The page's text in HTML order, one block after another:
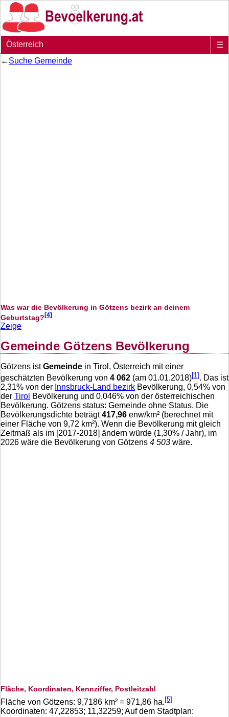
Österreich
☰
← Suche Gemeinde
Was war die Bevölkerung in Götzens bezirk an deinem
Geburtstag?[4]
Zeige
Gemeinde Götzens Bevölkerung
Götzens istGemeinde in Tirol, Österreich mit einer
geschätzten Bevölkerung von 4 062 (am 01.01.2018)[1] . Das ist
2,31% von der Innsbruck-Land bezirk Bevölkerung, 0,54% von
der Tirol Bevölkerung und 0,046% von der österreichischen
Bevölkerung. Götzens status: Gemeinde ohne Status. Die
Bevölkerungsdichte beträgt417,96 enw/km² (berechnet mit
einer Fläche von 9,72 km²). Wenn die Bevölkerung mit gleich
Zeitmaß als im [2017-2018] ändern würde (1,30% / Jahr), im
2026 wäre die Bevölkerung von Götzens 4 503 wäre.
Fläche, Koordinaten, Kennziffer, Postleitzahl
Fläche von Götzens: 9,7186 km² = 971,86 ha. [5]
Koordinaten: 47,22853; 11,32259; Auf dem Stadtplan: